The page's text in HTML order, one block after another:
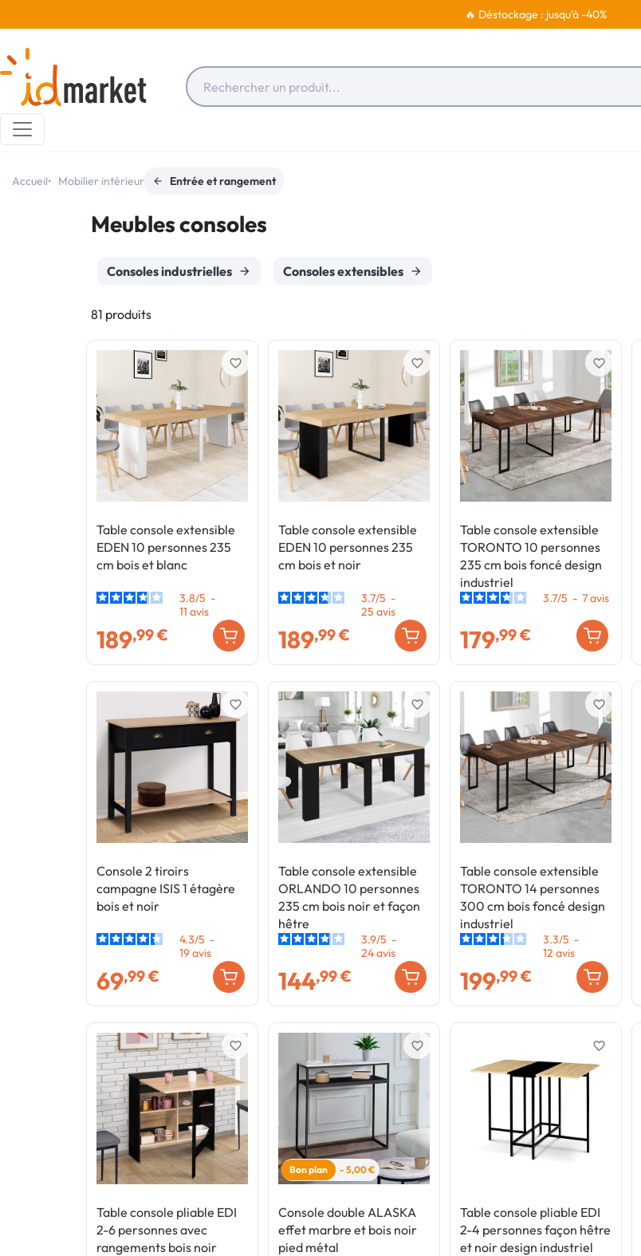
🔥 Déstockage : jusqu'à -40%
Accueil Mobilier intérieur Entrée et rangement
Meubles consoles
Consoles industrielles Consoles extensibles
81 produits
Table console extensible
EDEN 10 personnes 235
cm bois et blanc
3.8/5 -
11 avis
189,99 €
favorite_border
Table console extensible
EDEN 10 personnes 235
cm bois et noir
3.7/5 -
25 avis
189,99 €
favorite_border
Table console extensible
TORONTO 10 personnes
235 cm bois foncé design
industriel
3.7/5 - 7avis
179,99 €
favorite_border
Console 2 tiroirs
campagne ISIS 1 étagère
bois et noir
4.3/5 -
19avis
69,99 €
favorite_border
Table console extensible
ORLANDO 10 personnes
235 cm bois noir et façon
hêtre
3.9/5 -
24avis
144,99 €
favorite_border
Table console extensible
TORONTO 14 personnes
300 cm bois foncé design
industriel
3.3/5 -
12 avis
199,99 €
favorite_border
Table console pliable EDI
2-6 personnes avec
rangements bois noir
favorite_border
Bon plan - 5,00 €
Console double ALASKA
effet marbre et bois noir
pied métal
favorite_border
Table console pliable EDI
2-4 personnes façon hêtre
et noir design industriel
favorite_border